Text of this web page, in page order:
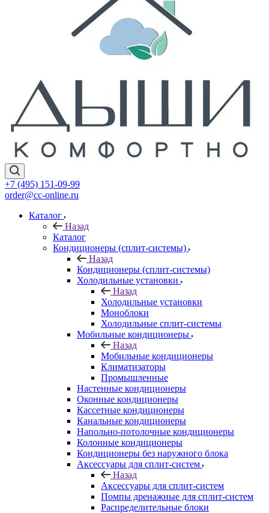
+7 (495) 151-09-99
order@cc-online.ru
Каталог
Назад
Каталог
Кондиционеры (сплит-системы)
Назад
Кондиционеры (сплит-системы)
Холодильные установки
Назад
Холодильные установки
Моноблоки
Холодильные сплит-системы
Мобильные кондиционеры
Назад
Мобильные кондиционеры
Климатизаторы
Промышленные
Настенные кондиционеры
Оконные кондиционеры
Кассетные кондиционеры
Канальные кондиционеры
Напольно-потолочные кондиционеры
Колонные кондиционеры
Кондиционеры без наружного блока
Аксессуары для сплит-систем
Назад
Аксессуары для сплит-систем
Помпы дренажные для сплит-систем
Распределительные блоки